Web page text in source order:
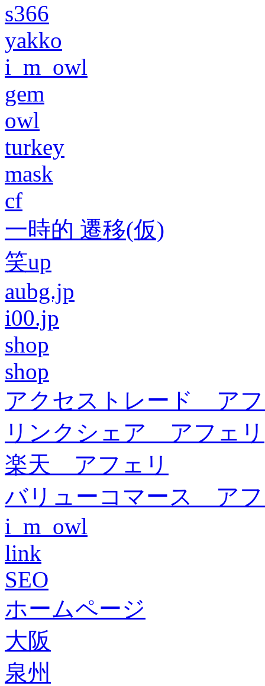
s366
yakko
i_m_owl
gem
owl
turkey
mask
cf
一時的 遷移(仮)
笑up
aubg.jp
i00.jp
shop
shop
アクセストレード ア
リンクシェア アフェリ
楽天 アフェリ
バリューコマース ア
i_m_owl
link
SEO
ホームページ
大阪
泉州